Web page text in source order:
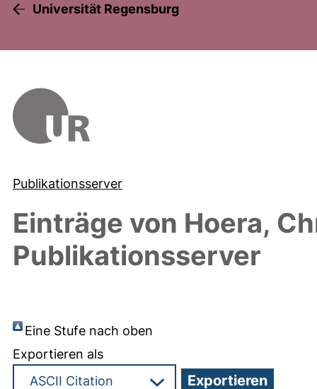
Universität Regensburg
Publikationsserver
Einträge von Hoera,
Publikationsserver
Eine Stufe nach oben
Exportieren als